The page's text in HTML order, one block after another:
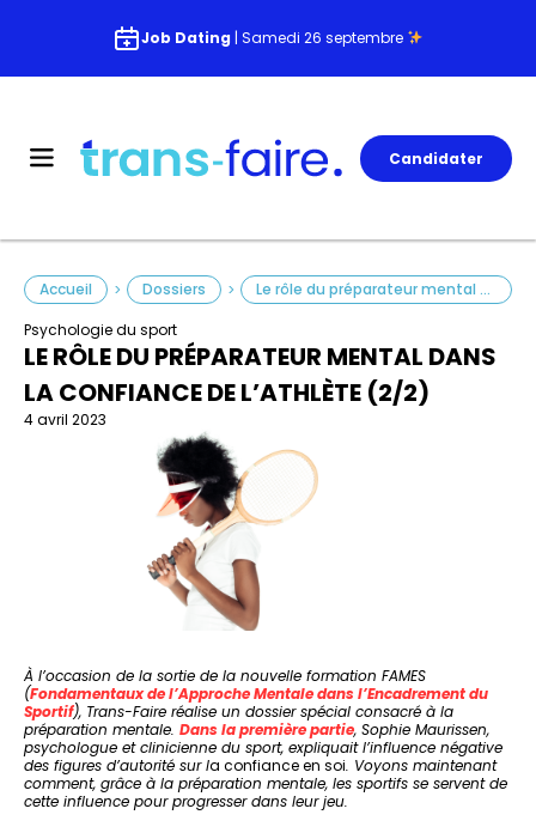
Job Dating | Samedi 26 septembre
Candidater
Psychologie du sport
Accueil > Dossiers > Le rôle du préparateur mental dans la confiance de l’athlète (2/2)
LE RÔLE DU PRÉPARATEUR MENTAL DANS
LA CONFIANCE DE L’ATHLÈTE (2/2)
4 avril 2023
À l’occasion de la sortie de la nouvelle formation FAMES
(Fondamentaux de l’Approche Mentale dans l’Encadrement du
Sportif), Trans-Faire réalise un dossier spécial consacré à la
préparation mentale. Dans la première partie, Sophie Maurissen,
psychologue et clinicienne du sport, expliquait l’influence négative
des figures d’autorité sur la confiance en soi. Voyons maintenant
comment, grâce à la préparation mentale, les sportifs se servent de
cette influence pour progresser dans leur jeu.